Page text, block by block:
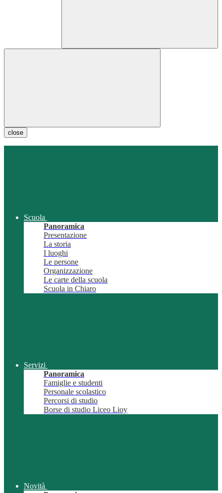
close
Scuola
Panoramica
Presentazione
La storia
I luoghi
Le persone
Organizzazione
Le carte della scuola
Scuola in Chiaro
Servizi
Panoramica
Famiglie e studenti
Personale scolastico
Percorsi di studio
Borse di studio Liceo Lioy
Novità